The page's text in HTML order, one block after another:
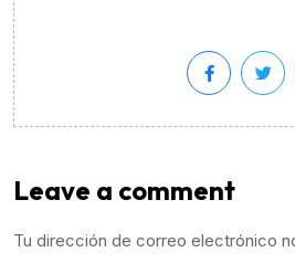
Leave a comment
Tu dirección de correo electrónico